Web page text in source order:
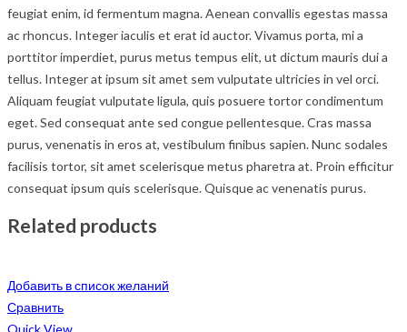
feugiat enim, id fermentum magna. Aenean convallis egestas massa
ac rhoncus. Integer iaculis et erat id auctor. Vivamus porta, mi a
porttitor imperdiet, purus metus tempus elit, ut dictum mauris dui a
tellus. Integer at ipsum sit amet sem vulputate ultricies in vel orci.
Aliquam feugiat vulputate ligula, quis posuere tortor condimentum
eget. Sed consequat ante sed congue pellentesque. Cras massa
purus, venenatis in eros at, vestibulum finibus sapien. Nunc sodales
facilisis tortor, sit amet scelerisque metus pharetra at. Proin efficitur
consequat ipsum quis scelerisque. Quisque ac venenatis purus.
Related products
Добавить в список желаний
Сравнить
Quick View